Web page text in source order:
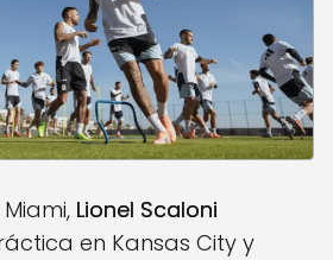
Lionel Scaloni
en Kansas City y